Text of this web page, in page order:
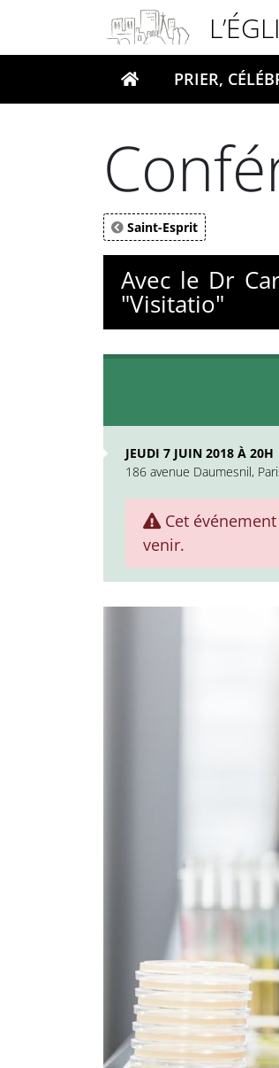
Votre
PRIER,
Saint-Esprit
Avec le Dr
"Visitatio"
JEUDI 7 JUIN 2018 À 20H
186 avenue Daumesnil,
Cet
venir.
Panneau de gestion des cookies